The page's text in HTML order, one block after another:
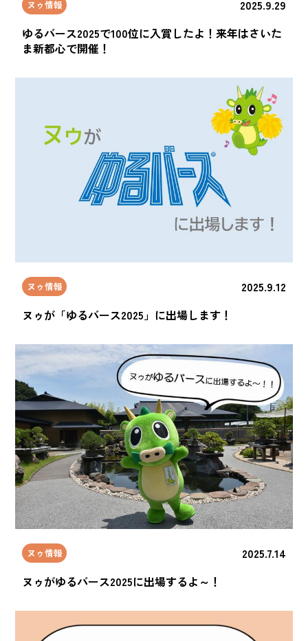
ヌゥ情報
2025.9.29
ゆるバース2025で100位に入賞したよ！来年はさいた
ま新都心で開催！
ヌゥ情報
2025.9.12
ヌゥが「ゆるバース2025」に出場します！
ヌゥ情報
2025.7.14
ヌゥがゆるバース2025に出場するよ～！